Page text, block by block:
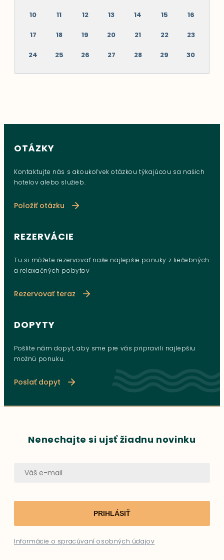
10 11 12 13 14 15 16
17 18 19 20 21 22 23
24 25 26 27 28 29 30
OTÁZKY
Kontaktujte nás s akoukoľvek otázkou týkajúcou sa našich
hotelov alebo služieb.
Položiť otázku
REZERVÁCIE
Tu si môžete rezervovať naše najlepšie ponuky z liečebných
a relaxačných pobytov
Rezervovať teraz
DOPYTY
Pošlite nám dopyt, aby sme pre vás pripravili najlepšiu
možnú ponuku.
Poslať dopyt
Nenechajte si ujsť žiadnu novinku
PRIHLÁSIŤ
Informácie o spracúvaní osobných údajov